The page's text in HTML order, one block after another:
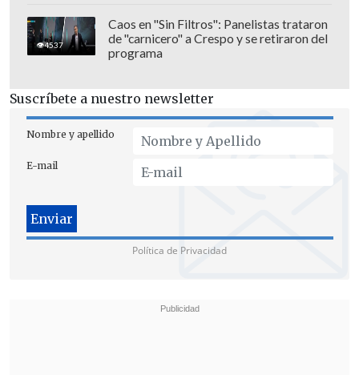
4537
Caos en "Sin Filtros": Panelistas trataron
de "carnicero" a Crespo y se retiraron del
programa
Suscríbete a nuestro newsletter
Nombre y apellido
E-mail
Política de Privacidad